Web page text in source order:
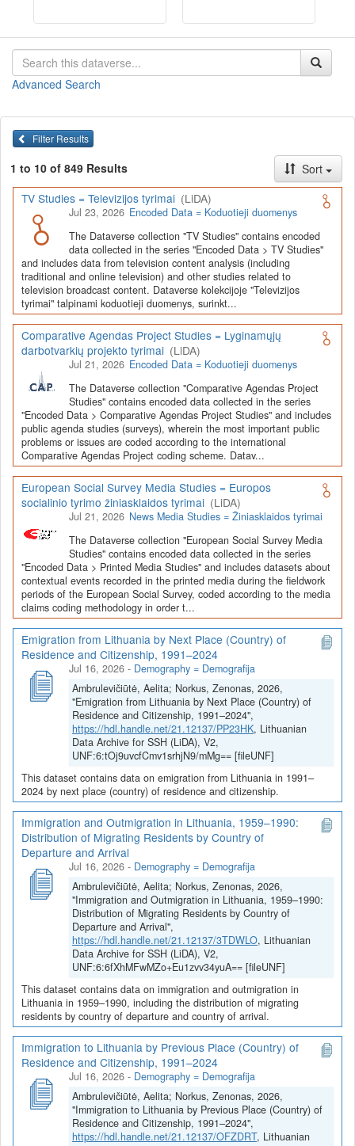
Depositors interested in deposit of their data into the LiDA
Lietuvos humanitarinių ir socialinių mokslų duomenų
infrastruktūra, suteikianti prieigą prie daugiau nei 600 duomenų ir
tyrimų išteklių. Visi duomenų ir tyrimų ištekliai yra dokumentuoti
lietuvių ir anglų kalbomis pagal tarptautinius standartus. LiDA
įsikūręsKauno technologijos universiteto Duomenų analizės
ir archyvavimo (DAtA) centre( data.ktu.edu
Prieigai prie išteklių naudojama ši
visi ištekliai prieinami, nes 2020-2029 m. vykdomas perkėlimo iš
senosios infrastruktūros projektas). LiDA kuruoja įvairių tipų
išteklius ir jie publikuojami atskiruose kataloguose pagal tipą:
Apklausų duomenys ,Interviu duomenys,Agreguotieji duomenys
(įskaitant Istorinę statistiką),Tekstiniai duomenys
duomenys(įskaitant Žiniasklaidos tyrimus). Taip pat LiDA
talpinami didelių nacionalinių projektų duomenys (Didelių projektų
duomenys) ir Lietuvos aukštojo mokslo ir studijų bei Lietuvos
valstybės institucijų deponuoti socialinių ir humanitarinių mokslų
duomenų rinkiniai (Kitų institucijų duomenys). Norintiemsišmokti
šia talpykla, surasti ir parsisiųsti duomenis, siūlome
susipažinti suLiDA Dataverse talpyklos naudotojo vadovu.
Depozitoriai, kurie norėtų deponuoti savo duomenis į LiDA
Dataverse talpyklą, turėtų susipažinti su informacija
puslapyje.
Advanced Search
Filter Results
1 to 10 of 849 Results
Sort
TV Studies = Televizijos tyrimai (LiDA)
Jul 23, 2026 Encoded Data = Koduotieji duomenys
The Dataverse collection "TV Studies" contains encoded
data collected in the series "Encoded Data > TV Studies"
and includes data from television content analysis (including
traditional and online television) and other studies related to
television broadcast content. Dataverse kolekcijoje "Televizijos
tyrimai" talpinami koduotieji duomenys, surinkt...
Comparative Agendas Project Studies = Lyginamųjų
darbotvarkių projekto tyrimai (LiDA)
Jul 21, 2026 Encoded Data = Koduotieji duomenys
The Dataverse collection "Comparative Agendas Project
Studies" contains encoded data collected in the series
"Encoded Data > Comparative Agendas Project Studies" and includes
public agenda studies (surveys), wherein the most important public
problems or issues are coded according to the international
Comparative Agendas Project coding scheme. Datav...
European Social Survey Media Studies = Europos
socialinio tyrimo žiniasklaidos tyrimai (LiDA)
Jul 21, 2026 News Media Studies = Žiniasklaidos tyrimai
The Dataverse collection "European Social Survey Media
Studies" contains encoded data collected in the series
"Encoded Data > Printed Media Studies" and includes datasets about
contextual events recorded in the printed media during the fieldwork
periods of the European Social Survey, coded according to the media
claims coding methodology in order t...
Emigration from Lithuania by Next Place (Country) of
Residence and Citizenship, 1991–2024
Jul 16, 2026 - Demography = Demografija
Ambrulevičiūtė, Aelita; Norkus, Zenonas, 2026,
"Emigration from Lithuania by Next Place (Country) of
Residence and Citizenship, 1991–2024",
https://hdl.handle.net/21.12137/PP23HK, Lithuanian
Data Archive for SSH (LiDA), V2,
UNF:6:tOj9uvcfCmv1srhjN9/mMg== [fileUNF]
This dataset contains data on emigration from Lithuania in 1991–
2024 by next place (country) of residence and citizenship.
Immigration and Outmigration in Lithuania, 1959–1990:
Distribution of Migrating Residents by Country of
Departure and Arrival
Jul 16, 2026 - Demography = Demografija
Ambrulevičiūtė, Aelita; Norkus, Zenonas, 2026,
"Immigration and Outmigration in Lithuania, 1959–1990:
Distribution of Migrating Residents by Country of
Departure and Arrival",
https://hdl.handle.net/21.12137/3TDWLO, Lithuanian
Data Archive for SSH (LiDA), V2,
UNF:6:6fXhMFwMZo+Eu1zvv34yuA== [fileUNF]
This dataset contains data on immigration and outmigration in
Lithuania in 1959–1990, including the distribution of migrating
residents by country of departure and country of arrival.
Immigration to Lithuania by Previous Place (Country) of
Residence and Citizenship, 1991–2024
Jul 16, 2026 - Demography = Demografija
Ambrulevičiūtė, Aelita; Norkus, Zenonas, 2026,
"Immigration to Lithuania by Previous Place (Country) of
Residence and Citizenship, 1991–2024",
https://hdl.handle.net/21.12137/OFZDRT, Lithuanian